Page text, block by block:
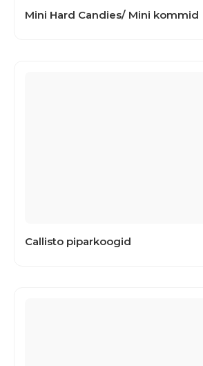
Mini Hard Candies/ Mini kommid
Callisto piparkoogid